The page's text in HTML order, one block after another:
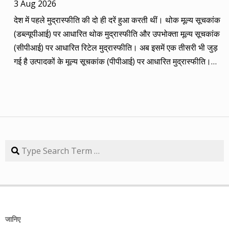
कंपनियां। आप नीचे की सारिणी से देख सकते हैं कि पांच में चार ने अपना
(तीन से पांच साल का) लक्ष्य साल भर में ही पूरा कर लिया है, जबकि एक
कंपनी 84.57 प्रतिशत रिटर्न के साथ लक्ष्य से ज़रा-सा पीछे है। तारीख
कंपनी तब का भाव समय लक्ष्य 30/09/14 का भाव रिटर्न (%) 01/09/13
डॉ. रेड्डीज़ लैब 2292.90 3 साल 2815 3229.60 40.85 08/09/13
संतुलन बनाकर चलते हैं। यह भी बताते हैं कि कहां पर एंट्री करें और आपके
हासिल कर चुका है और यही नहीं, 24 सितंबर 2014 को 3356.60 रुपए
3 Aug 2026
देश में पहले मुद्रास्फीति की दो ही दरें हुआ करती थीं। थोक मूल्य सूचकांक
(डब्ल्यूपीआई) पर आधारित थोक मुद्रास्फीति और उपभोक्ता मूल्य सूचकांक
(सीपीआई) पर आधारित रिटेल मुद्रास्फीति। अब इसमें एक तीसरी भी जुड़
गई है उत्पादकों के मूल्य सूचकांक (पीपीआई) पर आधारित मुद्रास्फीति।
मुद्रास्फीति जितनी बढ़ती है, उससे ज्यादा कमाई बढ़ जाए तो किसी को
मुद्रास्फीति का 4% बढ़ना भी घर-गृहस्थी की कमर तोड़ देता है। सरकार
कहती है कि उसने तो पिछले बारह सालों में मुद्रास्फीति को काबू में कर रखा
(एफआईटी) फ्रेमवर्क के तहत रिटेल मुद्रास्फीति के लिए 4% को बीच में
तक टूटी नहीं है। यह फ्रेमवर्क हर पांच साल पर बढ़ाया जाता है। अभी इसे
जानिए